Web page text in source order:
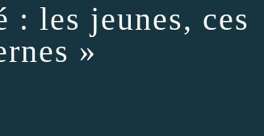
: les jeunes, ces
»